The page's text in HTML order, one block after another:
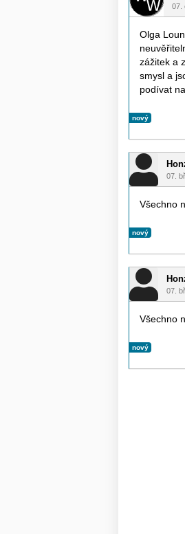
07.
Olga
zážitek a
smysl a
podívat
nový
07.
Všechno
nový
07.
Všechno
nový